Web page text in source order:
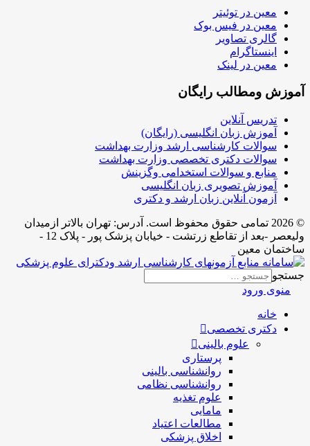
معین در توئیتر
معین در فیس بوک
گالری تصاویر
اینستاگرام
معین در لینک
آموزش ومطالب رایگان
تدریس آنلاین
آموزش زبان انگلیسی (رایگان)
سوالات کارشناسی ارشد وزارت بهداشت
سوالات دکتری تخصصی وزارت بهداشت
منابع و سوالات استخدامی وگزینش
آموزش تصویری زبان انگلیسی
آزمون آنلاین زبان ارشد و دکتری
© 2026 تمامی حقوق محفوظ است. آدرس:‌ تهران بالاتر ازمیدان
ولیعصر -بعد از تقاطع زرتشت - خیابان پزشک پور - پلاک 12 -
ساختمان معین
جستجو
منوی ورود
خانه
دکتری تخصصی
علوم بالینی
پرستاری
روانشناسی بالینی
روانشناسی نظامی
علوم تغذیه
مامایی
مطالعات اعتیاد
اخلاق پزشکی